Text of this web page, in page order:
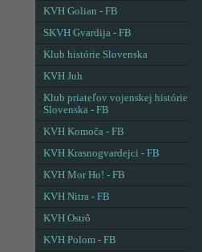
KVH Golian - FB
SKVH Gvardija - FB
Klub histórie Slovenska
KVH Juh
Klub priateľov vojenskej histórie
Slovenska - FB
KVH Komoča - FB
KVH Krasnogvardejci - FB
KVH Mor Ho! - FB
KVH Nitra - FB
KVH Ostrô
KVH Polom - FB